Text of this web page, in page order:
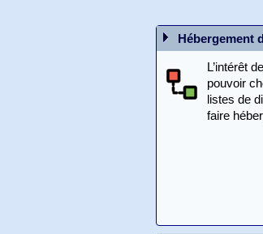
Hébergement
L’intérêt
pouvoir
listes de
faire